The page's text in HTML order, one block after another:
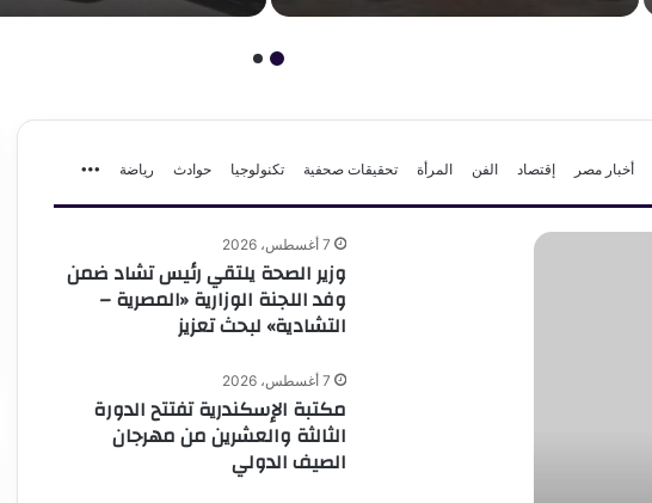
أخبار مصر إقتصاد الفن المرأة تحقيقات صحفية تكنولوجيا حوادث رياضة More
7 أغسطس، 2026
وزير الصحة يلتقي رئيس تشاد ضمن
وفد اللجنة الوزارية «المصرية –
التشادية» لبحث تعزيز
7 أغسطس، 2026
مكتبة الإسكندرية تفتتح الدورة
الثالثة والعشرين من مهرجان
الصيف الدولي